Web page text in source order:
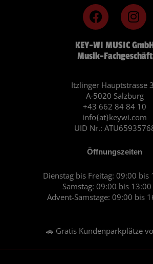
KEY-WI MUSIC
Musik-Fachgeschäft
Itzlinger Hauptstrasse
A-5020 Salzburg
+43 662 84 84 10
info{at}keywi.com
UID Nr.:
Öffnungszeiten
Dienstag bis Freitag: 09:00 bis
Samstag: 09:00 bis
Advent-Samstage: 09:00 bis
🚗 Gratis Kundenparkplätze
F
a
c
e
b
o
k
I
n
s
t
a
r
a
m